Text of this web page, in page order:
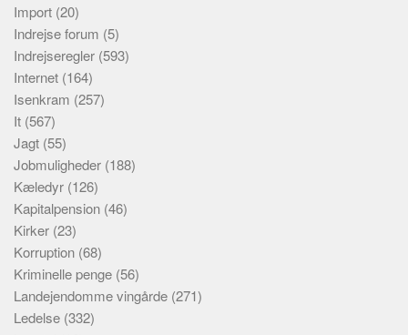
Import (20)
Indrejse forum (5)
Indrejseregler (593)
Internet (164)
Isenkram (257)
It (567)
Jagt (55)
Jobmuligheder (188)
Kæledyr (126)
Kapitalpension (46)
Kirker (23)
Korruption (68)
Kriminelle penge (56)
Landejendomme vingårde (271)
Ledelse (332)